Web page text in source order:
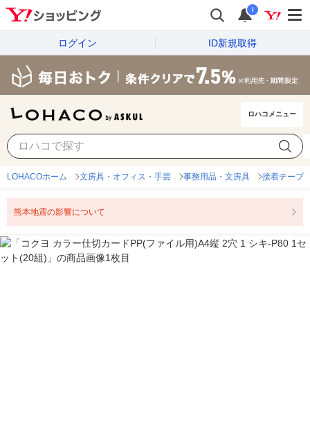
i
ログイン ID新規取得
ロハコメニュー
LOHACOホーム 文房具・オフィス・手芸 事務用品・文房具 接着テープ
熊本地震の影響について